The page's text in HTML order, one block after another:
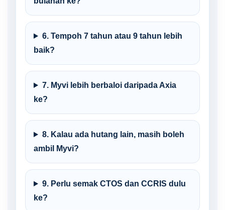
6. Tempoh 7 tahun atau 9 tahun lebih
baik?
7. Myvi lebih berbaloi daripada Axia
ke?
8. Kalau ada hutang lain, masih boleh
ambil Myvi?
9. Perlu semak CTOS dan CCRIS dulu
ke?